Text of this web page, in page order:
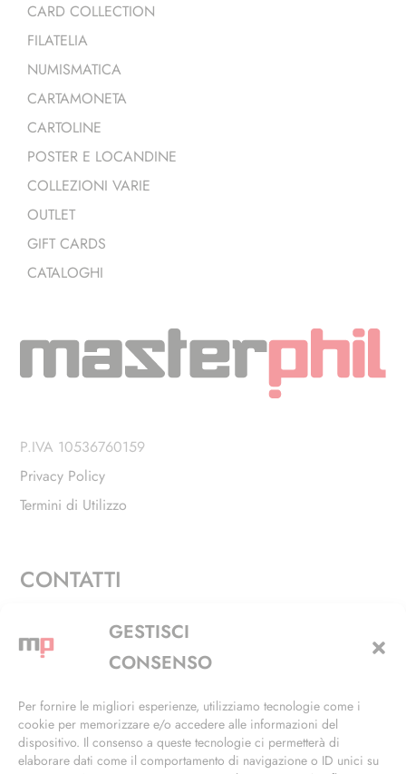
GESTISCI
CONSENSO
Per fornire le migliori esperienze, utilizziamo tecnologie come i
cookie per memorizzare e/o accedere alle informazioni del
dispositivo. Il consenso a queste tecnologie ci permetterà di
elaborare dati come il comportamento di navigazione o ID unici su
CARD COLLECTION
FILATELIA
NUMISMATICA
CARTAMONETA
CARTOLINE
POSTER E LOCANDINE
COLLEZIONI VARIE
OUTLET
GIFT CARDS
CATALOGHI
P.IVA 10536760159
Privacy Policy
Termini di Utilizzo
CONTATTI
Via Alfieri, 27 - Trezzano Sul Naviglio (MI)
+39 02 4846 3155
info@masterphil.it